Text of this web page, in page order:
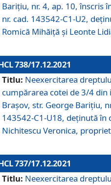
Barițiu, nr. 4, ap. 10, înscris
nr. cad. 143542-C1-U2,
Romică Mihăiță și Leonte
738/17.12.2021
Titlu: Neexercitarea
cumpărarea cotei de 3/4
Braşov, str. George Barițiu,
143542-C1-U18, deținută în
Nichitescu Veronica,
737/17.12.2021
Titlu: Neexercitarea